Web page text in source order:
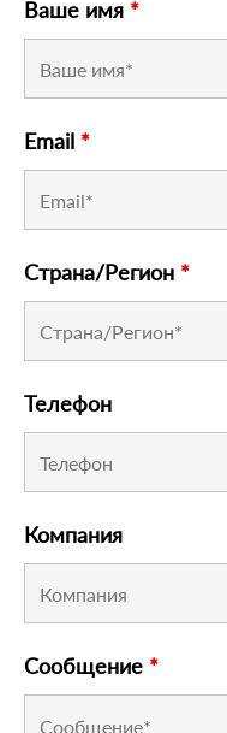
Ваше имя *
Email *
Страна/Регион *
Телефон
Компания
Сообщение *